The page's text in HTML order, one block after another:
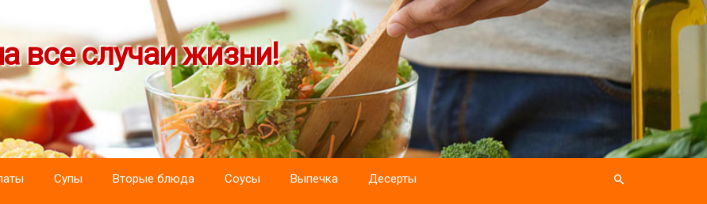
все случаи жизни!
Супы Вторые блюда Соусы Выпечка Десерты